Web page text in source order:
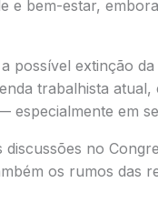
e bem-estar,
possível extinção
trabalhista
especialmente em
discussões no
os rumos das